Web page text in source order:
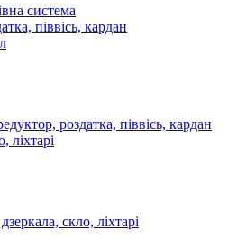
система
піввісь, кардан
роздатка, піввісь, кардан
ліхтарі
скло, ліхтарі